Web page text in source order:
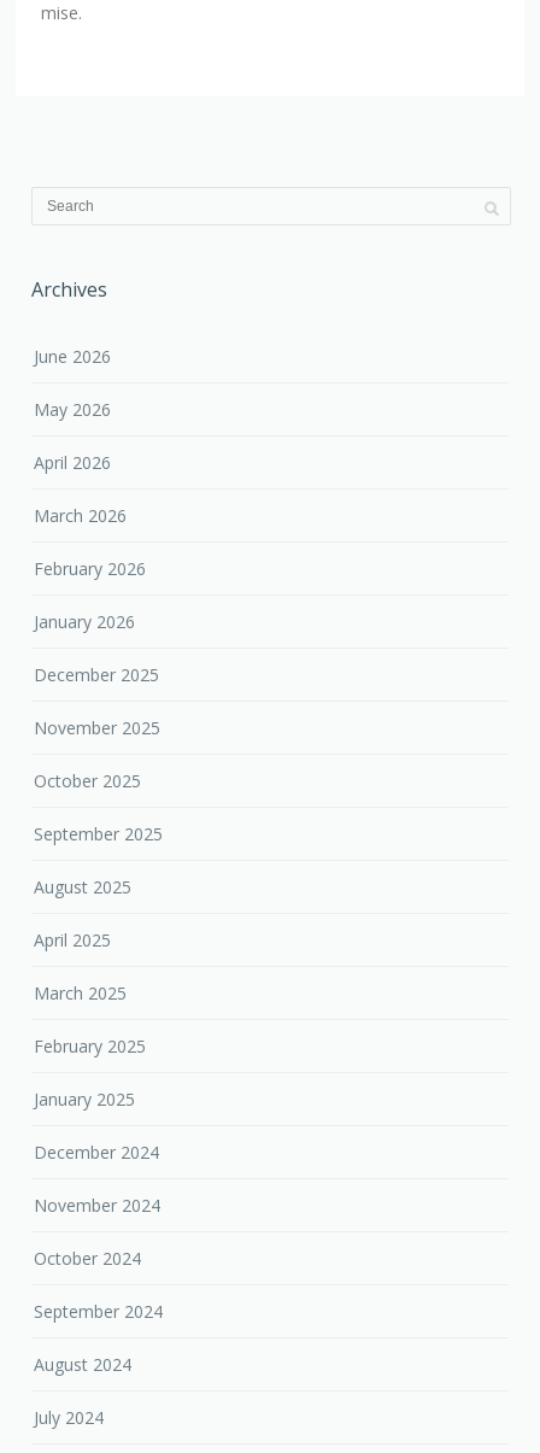
mise.
Archives
June 2026
May 2026
April 2026
March 2026
February 2026
January 2026
December 2025
November 2025
October 2025
September 2025
August 2025
April 2025
March 2025
February 2025
January 2025
December 2024
November 2024
October 2024
September 2024
August 2024
July 2024